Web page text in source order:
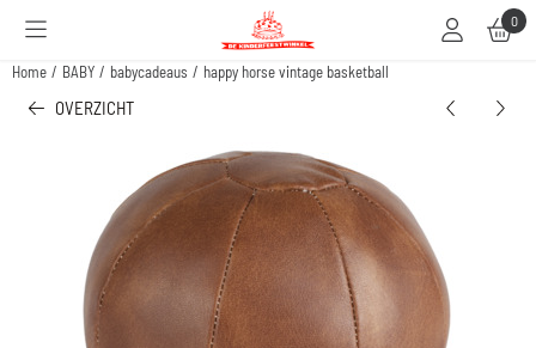
Cookievoorkeuren zijn beschikbaar. Kies instellingen of sta alle cookies toe.0
Home / BABY / babycadeaus / happy horse vintage basketball
OVERZICHT